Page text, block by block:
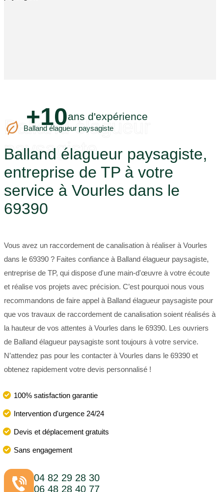
+10ans d'expérience
Balland élagueur paysagiste
Balland élagueur
paysagiste
Balland élagueur paysagiste,
entreprise de TP à votre
service à Vourles dans le
69390
Vous avez un raccordement de canalisation à réaliser à Vourles
dans le 69390 ? Faites confiance à Balland élagueur paysagiste,
entreprise de TP, qui dispose d'une main-d'œuvre à votre écoute
et réalise vos projets avec précision. C’est pourquoi nous vous
recommandons de faire appel à Balland élagueur paysagiste pour
que vos travaux de raccordement de canalisation soient réalisés à
la hauteur de vos attentes à Vourles dans le 69390. Les ouvriers
de Balland élagueur paysagiste sont toujours à votre service.
N’attendez pas pour les contacter à Vourles dans le 69390 et
obtenez rapidement votre devis personnalisé !
100% satisfaction garantie
Intervention d'urgence 24/24
Devis et déplacement gratuits
Sans engagement
04 82 29 28 30
06 48 28 40 77